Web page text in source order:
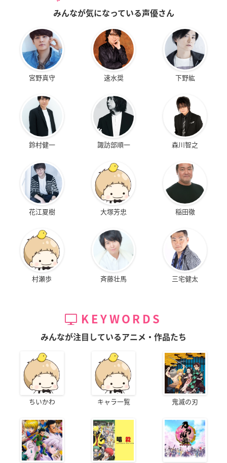
みんなが気になっている声優さん
宮野真守 速水奨 下野紘
鈴村健一 諏訪部順一 森川智之
花江夏樹 大塚芳忠 稲田徹
村瀬歩 斉藤壮馬 三宅健太
KEYWORDS
みんなが注目しているアニメ・作品たち
ちいかわ キャラ一覧 鬼滅の刃